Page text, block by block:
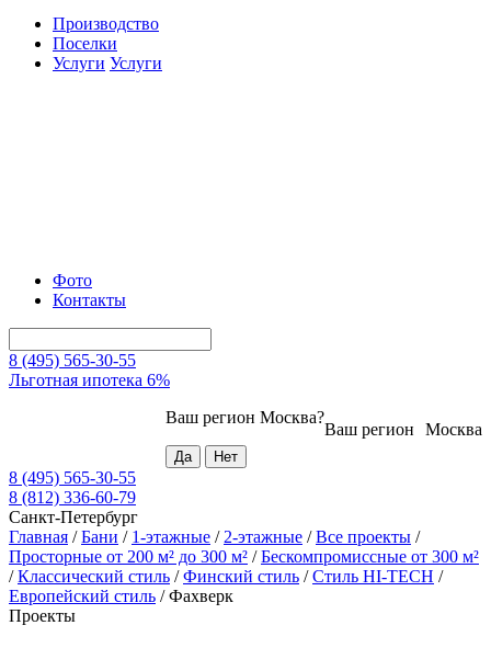
Производство
Поселки
Услуги Услуги
Фото
Контакты
8 (495) 565-30-55
Льготная ипотека 6%
Москва
Ваш регион
Ваш регион Москва?
8 (495) 565-30-55
8 (812) 336-60-79
Санкт-Петербург
Главная /Бани / 1-этажные / 2-этажные /Все проекты /
Просторные от 200 м² до 300 м² /Бескомпромиссные от 300 м²
/Классический стиль /Финский стиль /Стиль HI-TECH /
Европейский стиль /Фахверк
Проекты